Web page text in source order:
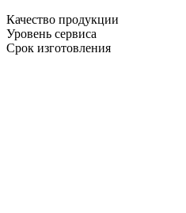
Качество продукции
Уровень сервиса
Срок изготовления